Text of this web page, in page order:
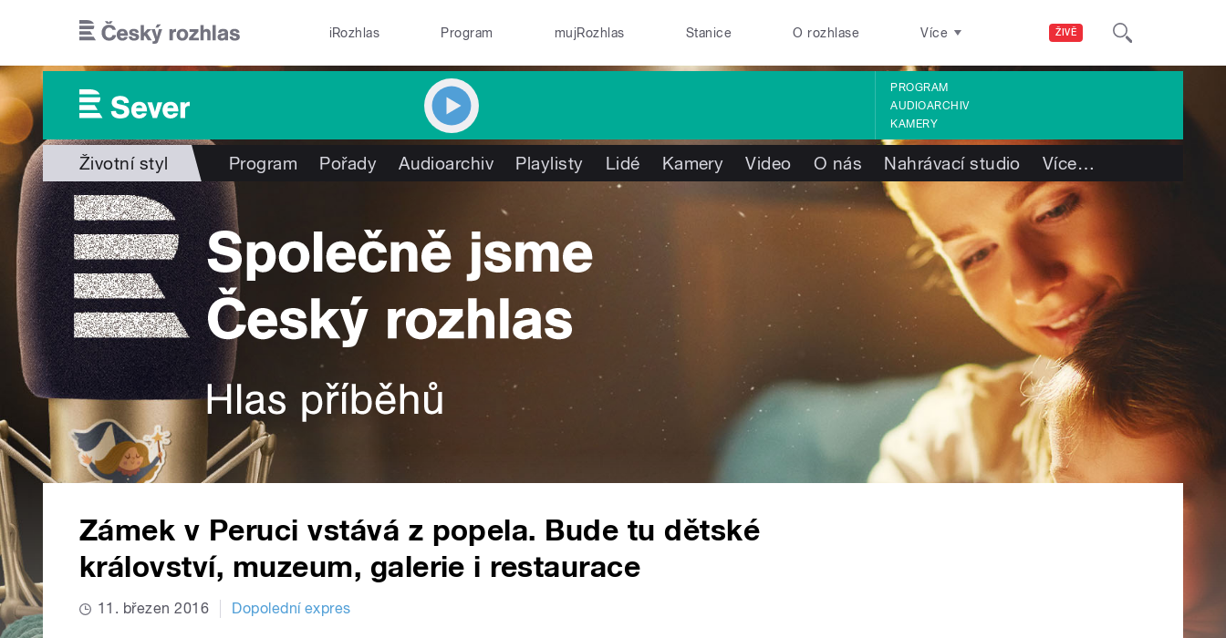
ŽIVĚ
iRozhlas Program mujRozhlas Stanice O rozhlase Více
PROGRAM
AUDIOARCHIV
KAMERY
Životní styl Program Pořady Audioarchiv Playlisty Lidé Kamery Video O nás Nahrávací studio Více…
Zámek v Peruci vstává z popela. Bude tu dětské
království, muzeum, galerie i restaurace
11. březen 2016 Dopolední expres